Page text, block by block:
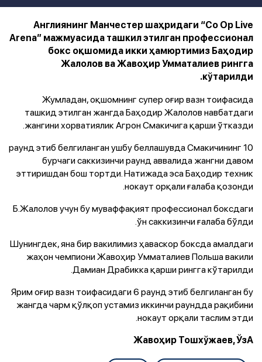
Англиянинг Манчестер шаҳридаги “Co Op Live
Arena” мажмуасида ташкил этилган профессионал
бокс оқшомида икки ҳамюртимиз Баҳодир
Жалолов ва Жавоҳир Умматалиев рингга
кўтарилди.
Жумладан, оқшомнинг супер оғир вазн тоифасида
ташкид этилган жангда Баҳодир Жалолов навбатдаги
жангини хорватиялик Агрон Смакичига қарши ўтказди.
10 раунд этиб белгиланган ушбу беллашувда Смакичининг
бурчаги саккизинчи раунд аввалида жангни давом
эттиришдан бош тортди. Натижада эса Баҳодир техник
нокаут орқали ғалаба қозонди.
Б.Жалолов учун бу муваффақият профессионал боксдаги
ўн саккизинчи ғалаба бўлди.
Шунингдек, яна бир вакилимиз ҳаваскор боксда амалдаги
жаҳон чемпиони Жавоҳир Умматалиев Польша вакили
Дамиан Драбикка қарши рингга кўтарилди.
Ярим оғир вазн тоифасидаги 6 раунд этиб белгиланган бу
жангда чарм қўлқоп устамиз иккинчи раундда рақибини
нокаут орқали таслим этди.
Жавоҳир Тошхўжаев, ЎзА